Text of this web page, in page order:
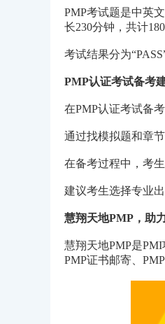
PMP考试题是中英
长230分钟，共计
考试结果分为
PMP认证考试备考
在PMP认证考试备
通过找模拟题和章
在备考过程中，考
建议考生选择专业
慧翔天地PMP，助
慧翔天地PMP是
PMP证书邮寄、